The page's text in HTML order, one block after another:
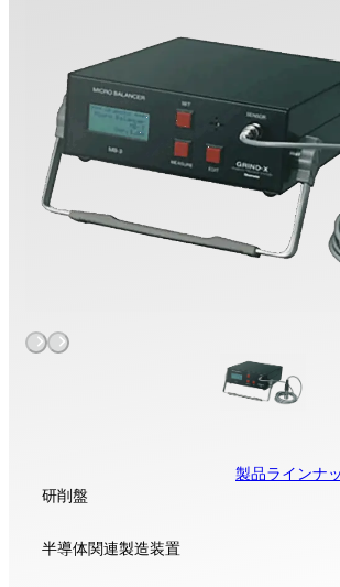
研削盤
半導体関連製造装置
製品ラインナ